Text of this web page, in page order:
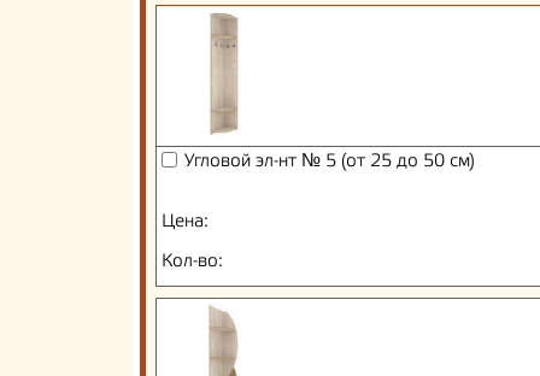
Угловой эл-нт № 5 (от 25 до 50 см)
Цена:
Кол-во: